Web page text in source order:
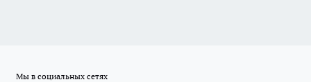
Мы в социальных сетях